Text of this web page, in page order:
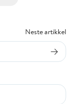
Neste artikkel